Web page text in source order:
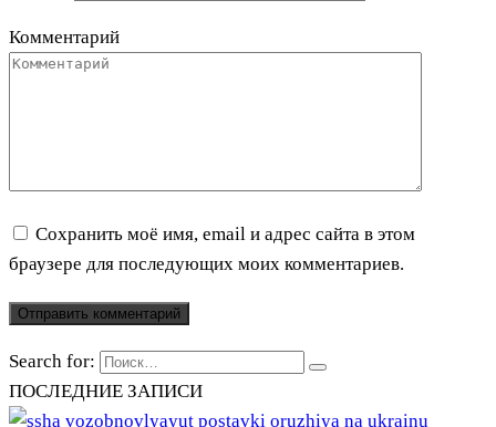
Комментарий
Сохранить моё имя, email и адрес сайта в этом
браузере для последующих моих комментариев.
Search for:
ПОСЛЕДНИЕ ЗАПИСИ